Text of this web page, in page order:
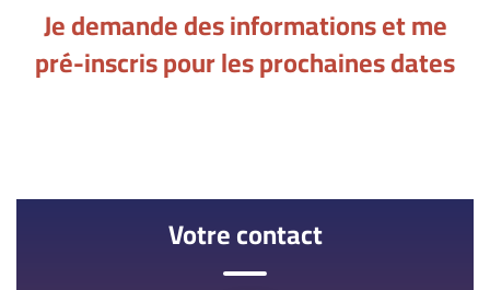
Je demande des informations et me
pré-inscris pour les prochaines dates
Votre contact